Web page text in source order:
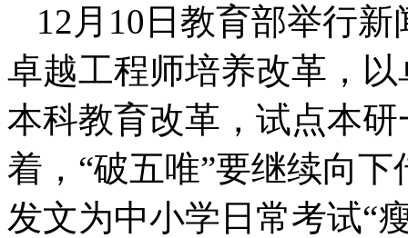
12月10日教育部举行
卓越工程师培养改革，
本科教育改革，试点本
着，“破五唯”要继续向
发文为中小学日常考试“